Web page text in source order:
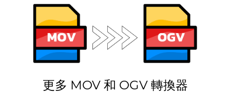
更多 MOV 和 OGV 轉換器